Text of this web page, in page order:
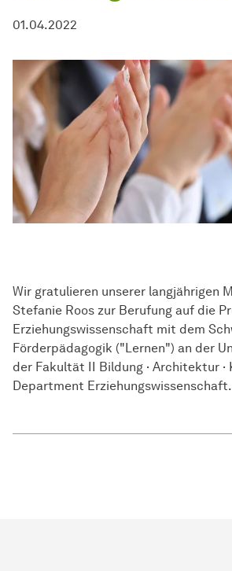
01.04.2022
Wir gratulieren unserer langjährigen
Stefanie Roos zur Berufung auf die
Erziehungswissenschaft mit dem
Förderpädagogik ("Lernen") an der
der Fakultät II Bildung · Architektur ·
Department Erziehungswissenschaft.